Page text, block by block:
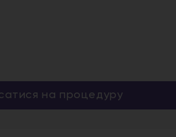
на процедуру